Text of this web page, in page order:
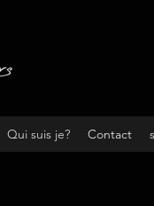
mariage entreprise bébé
Qui suis je? Contact